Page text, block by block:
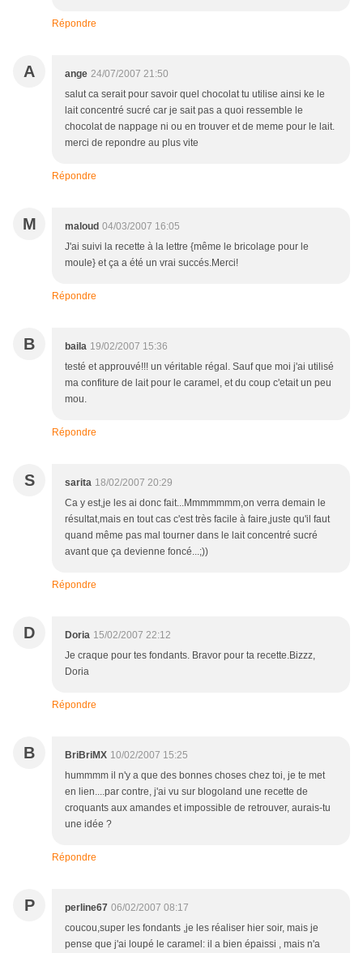
Répondre
A ange 24/07/2007 21:50
salut ca serait pour savoir quel chocolat tu utilise ainsi ke le
lait concentré sucré car je sait pas a quoi ressemble le
chocolat de nappage ni ou en trouver et de meme pour le lait.
merci de repondre au plus vite
Répondre
M maloud 04/03/2007 16:05
J'ai suivi la recette à la lettre {même le bricolage pour le
moule} et ça a été un vrai succés.Merci!
Répondre
B baila 19/02/2007 15:36
testé et approuvé!!! un véritable régal. Sauf que moi j'ai utilisé
ma confiture de lait pour le caramel, et du coup c'etait un peu
mou.
Répondre
S sarita 18/02/2007 20:29
Ca y est,je les ai donc fait...Mmmmmmm,on verra demain le
résultat,mais en tout cas c'est très facile à faire,juste qu'il faut
quand même pas mal tourner dans le lait concentré sucré
avant que ça devienne foncé...;))
Répondre
D Doria 15/02/2007 22:12
Je craque pour tes fondants. Bravor pour ta recette.Bizzz,
Doria
Répondre
B BriBriMX 10/02/2007 15:25
hummmm il n'y a que des bonnes choses chez toi, je te met
en lien....par contre, j'ai vu sur blogoland une recette de
croquants aux amandes et impossible de retrouver, aurais-tu
une idée ?
Répondre
P perline67 06/02/2007 08:17
coucou,super les fondants ,je les réaliser hier soir, mais je
pense que j'ai loupé le caramel: il a bien épaissi , mais n'a